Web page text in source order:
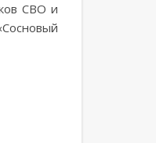
СВО и